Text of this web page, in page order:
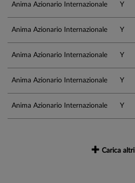
Anima Azionario Internazionale Y
Anima Azionario Internazionale Y
Anima Azionario Internazionale Y
Anima Azionario Internazionale Y
Anima Azionario Internazionale Y
Carica altri